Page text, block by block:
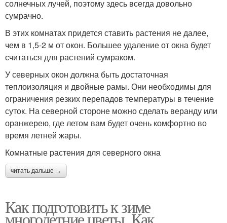
солнечных лучей, поэтому здесь всегда довольно
сумрачно.
В этих комнатах придется ставить растения не далее,
чем в 1,5-2 м от окон. Большее удаление от окна будет
считаться для растений сумраком.
У северных окон должна быть достаточная
теплоизоляция и двойные рамы. Они необходимы для
ограничения резких перепадов температуры в течение
суток. На северной стороне можно сделать веранду или
оранжерею, где летом вам будет очень комфортно во
время летней жары.
Комнатные растения для северного окна
читать дальше →
Как подготовить к зиме
многолетние цветы. Как